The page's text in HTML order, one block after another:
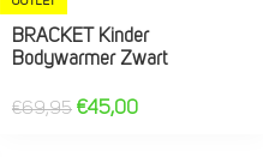
BRACKET Kinder
Bodywarmer Zwart
€69,95 €45,00